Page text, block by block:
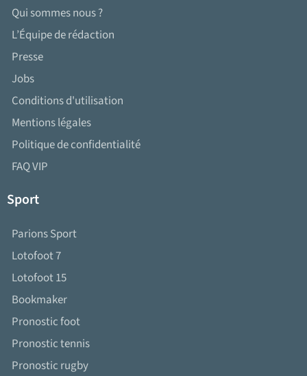
Qui sommes nous ?
L’Équipe de rédaction
Presse
Jobs
Conditions d'utilisation
Mentions légales
Politique de confidentialité
FAQ VIP
Sport
Parions Sport
Lotofoot 7
Lotofoot 15
Bookmaker
Pronostic foot
Pronostic tennis
Pronostic rugby